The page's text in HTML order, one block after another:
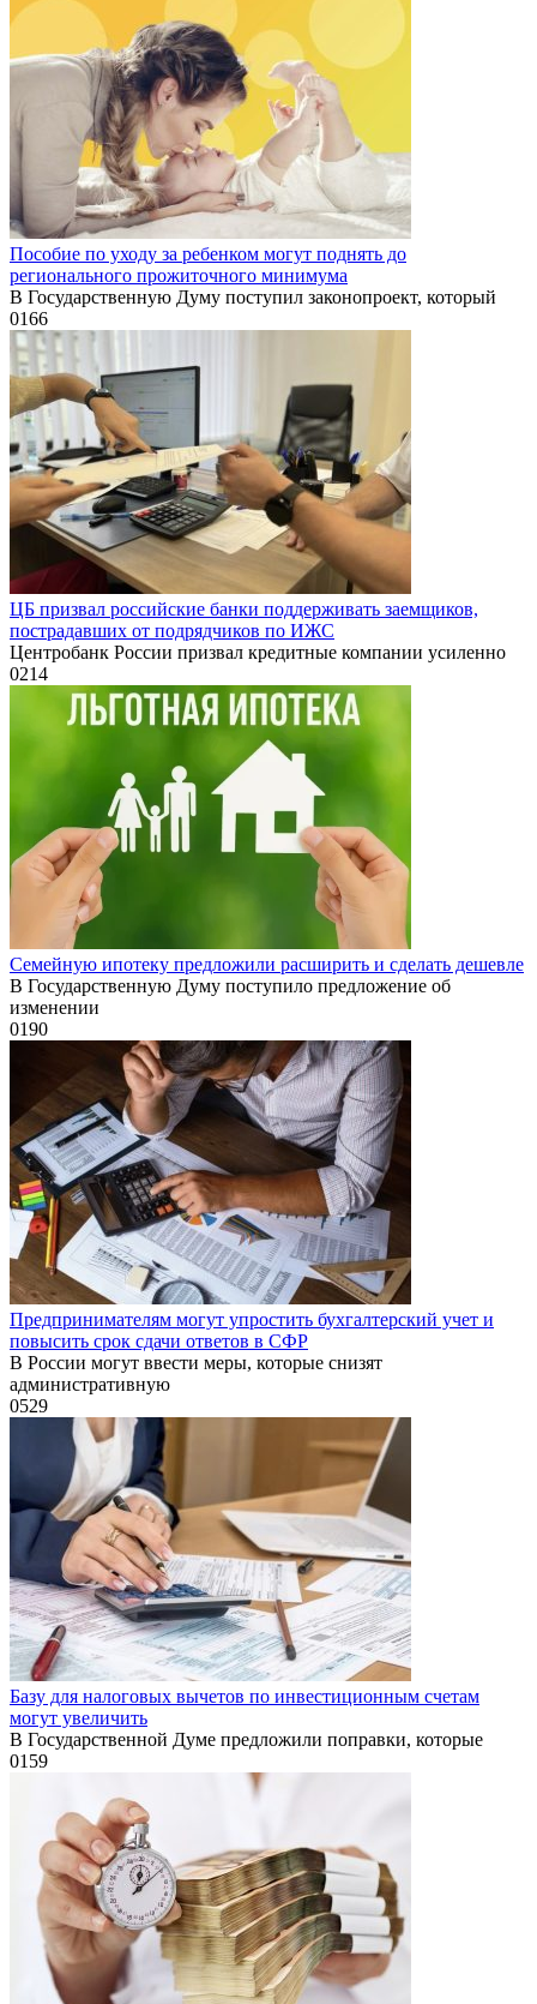
Пособие по уходу за ребенком могут поднять до
регионального прожиточного минимума
В Государственную Думу поступил законопроект, который
0166
ЦБ призвал российские банки поддерживать заемщиков,
пострадавших от подрядчиков по ИЖС
Центробанк России призвал кредитные компании усиленно
0214
Семейную ипотеку предложили расширить и сделать дешевле
В Государственную Думу поступило предложение об
изменении
0190
Предпринимателям могут упростить бухгалтерский учет и
повысить срок сдачи ответов в СФР
В России могут ввести меры, которые снизят
административную
0529
Базу для налоговых вычетов по инвестиционным счетам
могут увеличить
В Государственной Думе предложили поправки, которые
0159